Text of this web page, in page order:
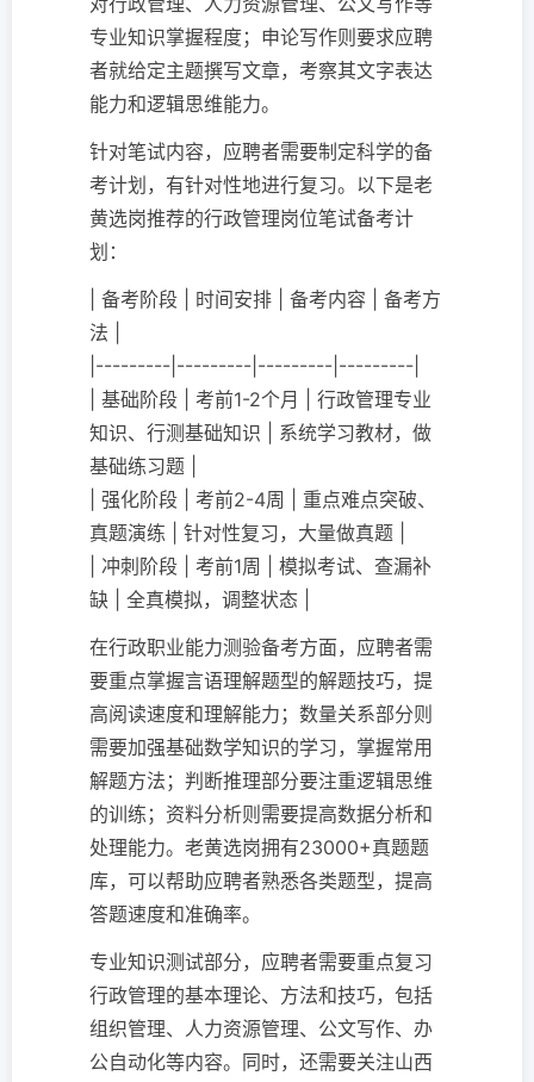
专业知识掌握程度；申论写作则要求应聘
者就给定主题撰写文章，考察其文字表达
能力和逻辑思维能力。
针对笔试内容，应聘者需要制定科学的备
考计划，有针对性地进行复习。以下是老
黄选岗推荐的行政管理岗位笔试备考计
划：
| 备考阶段 | 时间安排 | 备考内容 | 备考方
法 |
|---------|---------|---------|---------|
| 基础阶段 | 考前1-2个月 | 行政管理专业
知识、行测基础知识 | 系统学习教材，做
基础练习题 |
| 强化阶段 | 考前2-4周 | 重点难点突破、
真题演练 | 针对性复习，大量做真题 |
| 冲刺阶段 | 考前1周 | 模拟考试、查漏补
缺 | 全真模拟，调整状态 |
在行政职业能力测验备考方面，应聘者需
要重点掌握言语理解题型的解题技巧，提
高阅读速度和理解能力；数量关系部分则
需要加强基础数学知识的学习，掌握常用
解题方法；判断推理部分要注重逻辑思维
的训练；资料分析则需要提高数据分析和
处理能力。老黄选岗拥有23000+真题题
库，可以帮助应聘者熟悉各类题型，提高
答题速度和准确率。
专业知识测试部分，应聘者需要重点复习
行政管理的基本理论、方法和技巧，包括
组织管理、人力资源管理、公文写作、办
公自动化等内容。同时，还需要关注山西